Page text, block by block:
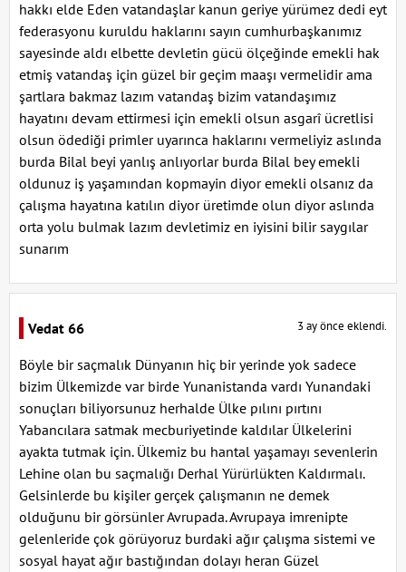
hakkı elde Eden vatandaşlar kanun geriye yürümez dedi eyt
federasyonu kuruldu haklarını sayın cumhurbaşkanımız
sayesinde aldı elbette devletin gücü ölçeğinde emekli hak
etmiş vatandaş için güzel bir geçim maaşı vermelidir ama
şartlara bakmaz lazım vatandaş bizim vatandaşımız
hayatını devam ettirmesi için emekli olsun asgarî ücretlisi
olsun ödediği primler uyarınca haklarını vermeliyiz aslında
burda Bilal beyi yanlış anlıyorlar burda Bilal bey emekli
oldunuz iş yaşamından kopmayin diyor emekli olsanız da
çalışma hayatına katılın diyor üretimde olun diyor aslında
orta yolu bulmak lazım devletimiz en iyisini bilir saygılar
sunarım
Vedat 66 3 ay önce eklendi.
Böyle bir saçmalık Dünyanın hiç bir yerinde yok sadece
bizim Ülkemizde var birde Yunanistanda vardı Yunandaki
sonuçları biliyorsunuz herhalde Ülke pılını pırtını
Yabancılara satmak mecburiyetinde kaldılar Ülkelerini
ayakta tutmak için. Ülkemiz bu hantal yaşamayı sevenlerin
Lehine olan bu saçmalığı Derhal Yürürlükten Kaldırmalı.
Gelsinlerde bu kişiler gerçek çalışmanın ne demek
olduğunu bir görsünler Avrupada. Avrupaya imrenipte
gelenleride çok görüyoruz burdaki ağır çalışma sistemi ve
sosyal hayat ağır bastığından dolayı heran Güzel